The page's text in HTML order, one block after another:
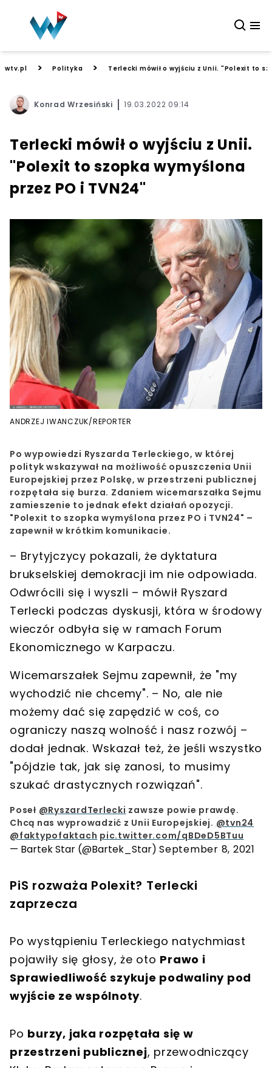
wtv.pl > Polityka > Terlecki mówił o wyjściu z Unii. "Polexit to
Konrad Wrzesiński 19.03.2022 09:14
Terlecki mówił o wyjściu z Unii.
"Polexit to szopka wymyślona
przez PO i TVN24"
ANDRZEJ IWANCZUK/REPORTER
Po wypowiedzi Ryszarda Terleckiego, w której
polityk wskazywał na możliwość opuszczenia Unii
Europejskiej przez Polskę, w przestrzeni publicznej
rozpętała się burza. Zdaniem wicemarszałka Sejmu
zamieszenie to jednak efekt działań opozycji.
"Polexit to szopka wymyślona przez PO i TVN24" –
zapewnił w krótkim komunikacie.
– Brytyjczycy pokazali, że dyktatura
brukselskiej demokracji im nie odpowiada.
Odwrócili się i wyszli – mówił Ryszard
Terlecki podczas dyskusji, która w środowy
wieczór odbyła się w ramach Forum
Ekonomicznego w Karpaczu.
Wicemarszałek Sejmu zapewnił, że "my
wychodzić nie chcemy". – No, ale nie
możemy dać się zapędzić w coś, co
ograniczy naszą wolność i nasz rozwój –
dodał jednak. Wskazał też, że jeśli wszystko
"pójdzie tak, jak się zanosi, to musimy
szukać drastycznych rozwiązań".
Poseł @RyszardTerlecki zawsze powie prawdę.
Chcą nas wyprowadzić z Unii Europejskiej. @tvn24
@faktypofaktach pic.twitter.com/qBDeD5BTuu
— Bartek Star (@Bartek_Star) September 8, 2021
PiS rozważa Polexit? Terlecki
zaprzecza
Po wystąpieniu Terleckiego natychmiast
pojawiły się głosy, że oto Prawo i
Sprawiedliwość szykuje podwaliny pod
wyjście ze wspólnoty.
Po burzy, jaka rozpętała się w
przestrzeni publicznej, przewodniczący